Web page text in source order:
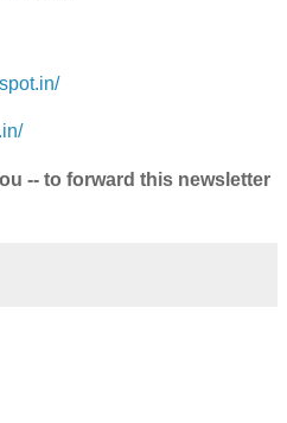
-- to forward this newsletter